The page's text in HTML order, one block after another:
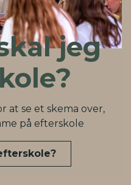
jeg
at se et skema over,
på efterskole